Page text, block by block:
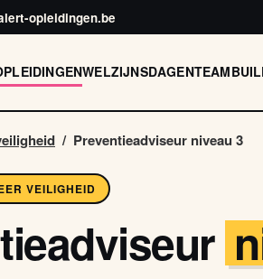
opleidingen.be
WELZIJNSDAGEN
/ Preventieadviseur niveau 3
VEILIGHEID